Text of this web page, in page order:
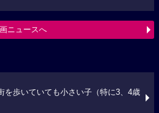
ニュースへ
を歩いていても小さい子（特に3、4歳